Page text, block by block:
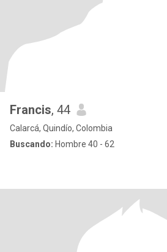
Francis, 44
Calarcá, Quindío, Colombia
Buscando: Hombre 40 - 62